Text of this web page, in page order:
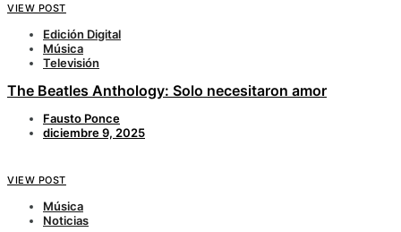
VIEW POST
Edición Digital
Música
Televisión
The Beatles Anthology: Solo necesitaron amor
Fausto Ponce
diciembre 9, 2025
VIEW POST
Música
Noticias